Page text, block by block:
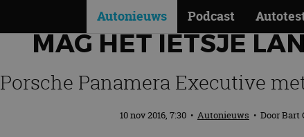
Autonieuws Podcast
MAG HET IETSJE
Porsche Panamera Executive
10 nov 2016, 7:30 • Autonieuws • DoorBart